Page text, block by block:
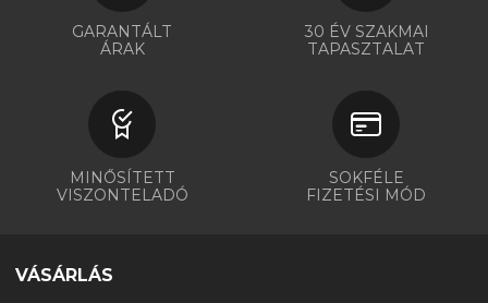
GARANTÁLT
ÁRAK
30 ÉV SZAKMAI
TAPASZTALAT
MINŐSÍTETT
VISZONTELADÓ
SOKFÉLE
FIZETÉSI MÓD
VÁSÁRLÁS